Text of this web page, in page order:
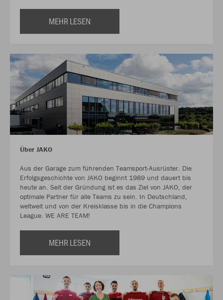
MEHR LESEN
Über JAKO
Aus der Garage zum führenden Teamsport-Ausrüster. Die
Erfolgsgeschichte von JAKO beginnt 1989 und dauert bis
heute an. Seit der Gründung ist es das Ziel von JAKO, der
optimale Partner für alle Teams zu sein. In Deutschland,
weltweit und von der Kreisklasse bis in die Champions
League. WE ARE TEAM!
MEHR LESEN